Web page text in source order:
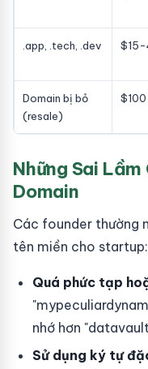
.app, .tech, .dev $15-
Domain bị bỏ
(resale)
Những Sai Lầm
Domain
Các founder thường
tên miền cho startup:
Quá phức tạp
nhớ hơn
Sử dụng ký tự